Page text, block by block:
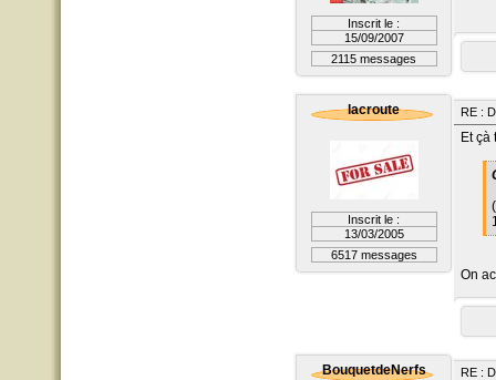
Inscrit le :
15/09/2007
2115 messages
lacroute
Inscrit le :
13/03/2005
6517 messages
RE :
Et çà
On
BouquetdeNerfs RE :